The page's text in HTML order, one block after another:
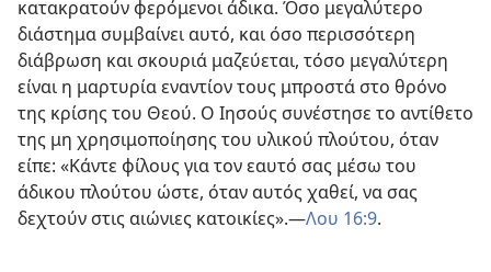
κατακρατούν φερόμενοι άδικα. Όσο μεγαλύτερο
διάστημα συμβαίνει αυτό, και όσο περισσότερη
διάβρωση και σκουριά μαζεύεται, τόσο μεγαλύτερη
είναι η μαρτυρία εναντίον τους μπροστά στο θρόνο
της κρίσης του Θεού. Ο Ιησούς συνέστησε το αντίθετο
της μη χρησιμοποίησης του υλικού πλούτου, όταν
είπε: «Κάντε φίλους για τον εαυτό σας μέσω του
άδικου πλούτου ώστε, όταν αυτός χαθεί, να σας
δεχτούν στις αιώνιες κατοικίες».—Λου 16:9.